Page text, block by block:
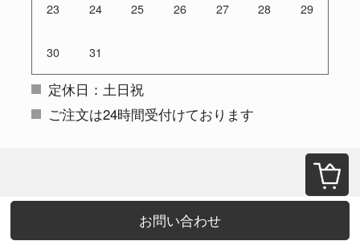
お問い合わせ
23 24 25 26 27 28 29
30 31
定休日：土日祝
ご注文は24時間受付けております